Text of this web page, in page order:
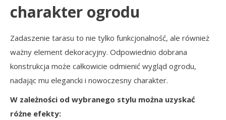
charakter ogrodu
Zadaszenie tarasu to nie tylko funkcjonalność, ale również
ważny element dekoracyjny. Odpowiednio dobrana
konstrukcja może całkowicie odmienić wygląd ogrodu,
nadając mu elegancki i nowoczesny charakter.
W zależności od wybranego stylu można uzyskać
różne efekty: